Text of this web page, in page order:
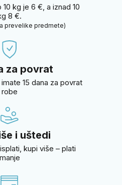
kg je 6 €, a iznad 10
8 €.
prevelike predmete)
za povrat
15 dana za povrat
robe
i uštedi
kupi više – plati
manje